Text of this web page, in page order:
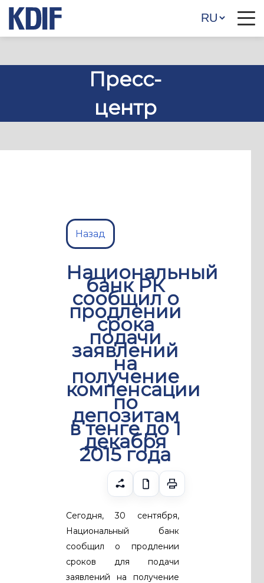
Пресс-
центр
Назад
Национальный
банк РК
сообщил о
продлении
срока
подачи
заявлений
на
получение
компенсации
по
депозитам
в тенге до 1
декабря
2015 года
Сегодня, 30 сентября,
Национальный банк
сообщил о продлении
сроков для подачи
заявлений на получение